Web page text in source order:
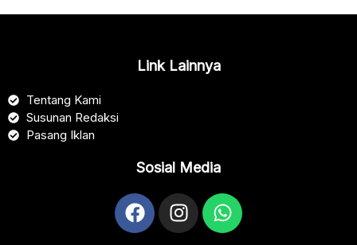
Link Lainnya
Tentang Kami
Susunan Redaksi
Pasang Iklan
Sosial Media